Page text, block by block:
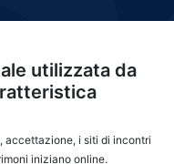
utilizzata da
accettazione, i siti di incontri
iniziano online.